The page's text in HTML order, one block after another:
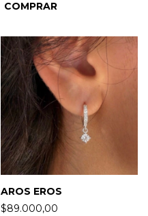
AROS EROS
$89.000,00